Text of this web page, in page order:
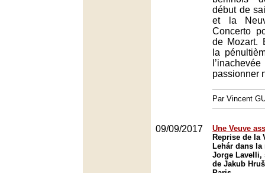
début de
et la
Concerto
de Mozart.
la
passionner
Par Vincent
09/09/2017
Une Veuve
Reprise de la
Lehár dans
Jorge Lavelli,
de Jakub